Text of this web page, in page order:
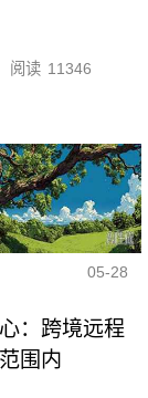
阅读 11346
05-28
：跨境远程
围内